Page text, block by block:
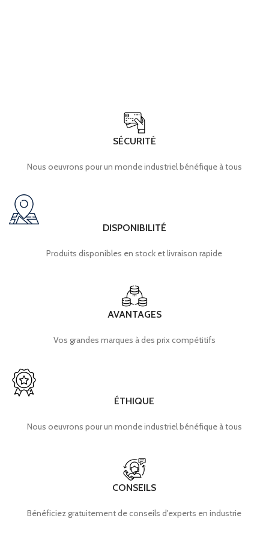
SÉCURITÉ
Nous oeuvrons pour un monde industriel bénéfique à tous
DISPONIBILITÉ
Produits disponibles en stock et livraison rapide
AVANTAGES
Vos grandes marques à des prix compétitifs
ÉTHIQUE
Nous oeuvrons pour un monde industriel bénéfique à tous
CONSEILS
Bénéficiez gratuitement de conseils d'experts en industrie